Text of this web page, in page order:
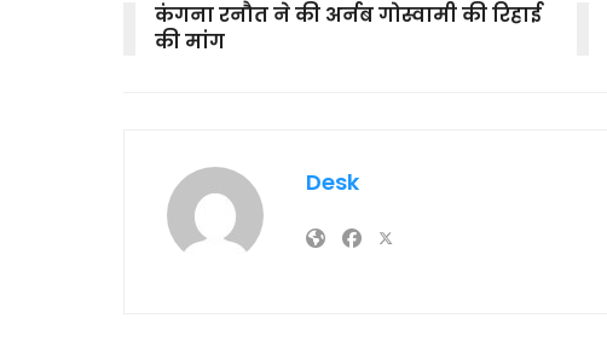
कंगना रनौत ने की अर्नब गोस्वामी की रिहाई
की मांग
Desk